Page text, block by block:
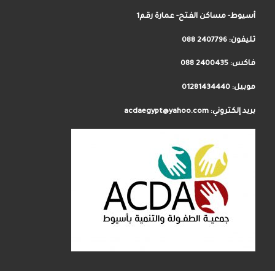
أسيوط- مساكن الفتح- عمارة رقم1
تليفون: 2407796 088
فاكس: 2400435 088
موبيل: 01281434440
بريد إلكتروني: acdaegypt@yahoo.com